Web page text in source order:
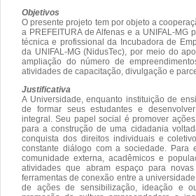
Objetivos
O presente projeto tem por objeto a
a PREFEITURA de Alfenas e a UNIFAL-MG
técnica e profissional da Incubadora de
da UNIFAL-MG (NidusTec), por meio do
ampliação do número de
atividades de capacitação, divulgação e
Justificativa
A Universidade, enquanto instituição de
de formar seus estudantes e
integral. Seu papel social é promover
para a construção de uma cidadania
conquista dos direitos individuais e
constante diálogo com a sociedade. Para
comunidade externa, acadêmicos e
atividades que abram espaço para
ferramentas de conexão entre a
de ações de sensibilização, ideação e